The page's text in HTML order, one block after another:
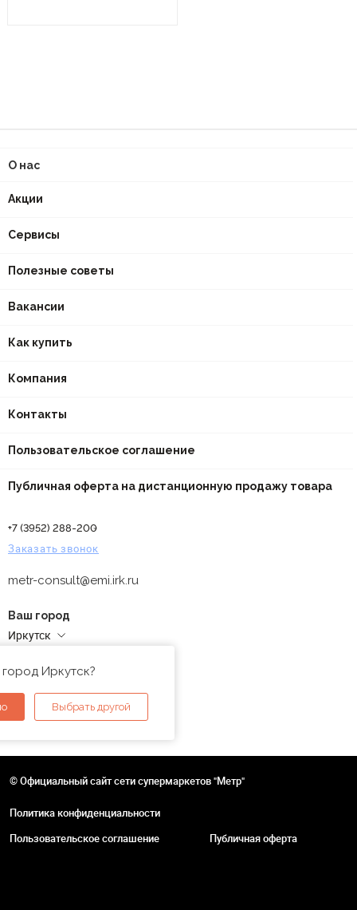
О нас
Акции
Сервисы
Полезные советы
Вакансии
Как купить
Компания
Контакты
Пользовательское соглашение
Публичная оферта на дистанционную продажу товара
+7 (3952) 288-200
Заказать звонок
metr-consult@emi.irk.ru
Ваш город
Иркутск
Иркутск?
Выбрать другой
© Официальный сайт сети супермаркетов "Метр"
Политика конфиденциальности
Пользовательское соглашение
Публичная оферта